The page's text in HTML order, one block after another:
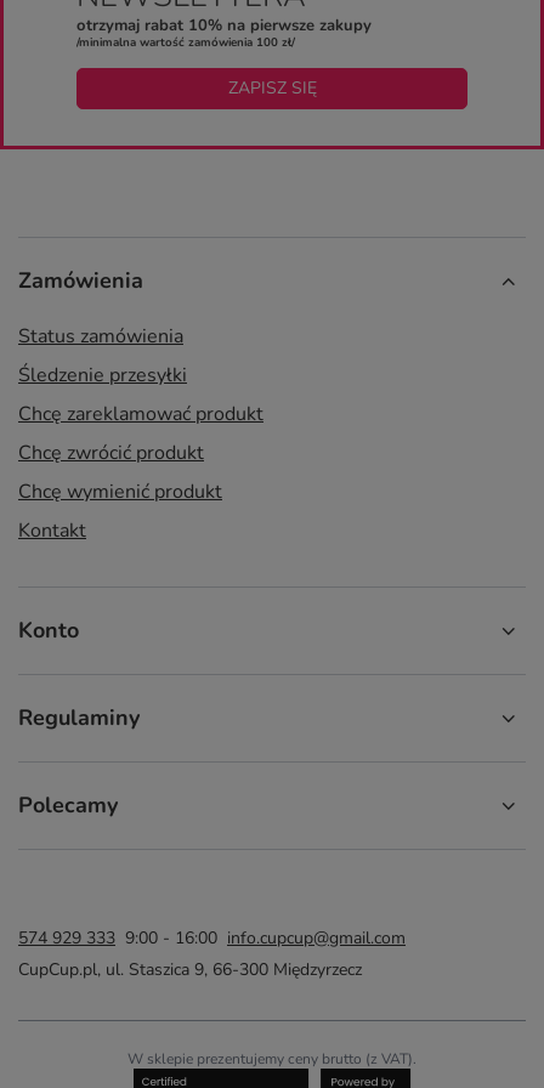
otrzymaj rabat 10% na pierwsze zakupy
/minimalna wartość zamówienia 100 zł/
ZAPISZ SIĘ
Zamówienia
Status zamówienia
Śledzenie przesyłki
Chcę zareklamować produkt
Chcę zwrócić produkt
Chcę wymienić produkt
Kontakt
Konto
Regulaminy
Polecamy
574 929 333 9:00 - 16:00 info.cupcup@gmail.com
CupCup.pl, ul. Staszica 9, 66-300 Międzyrzecz
W sklepie prezentujemy ceny brutto (z VAT).